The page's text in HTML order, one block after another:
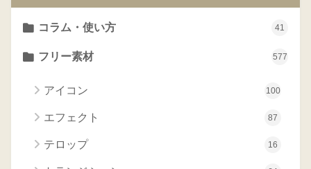
コラム・使い方 41
フリー素材 577
アイコン 100
エフェクト 87
テロップ 16